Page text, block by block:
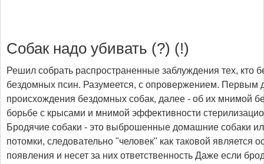
Собак надо убивать (?) (!)
Решил собрать распространенные заблуждения тех, кто
бездомных псин. Разумеется, с опровержением. Первым
происхождения бездомных собак, далее - об их мнимой
борьбе с крысами и мнимой эффективности
Бродячие собаки - это выброшенные домашние собаки
потомки, следовательно "человек" как таковой является
появления и несет за них ответственность Даже если